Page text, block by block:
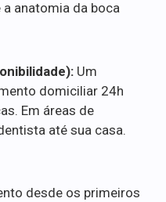
anatomia da boca
Um
domiciliar 24h
Em áreas de
até sua casa.
desde os primeiros